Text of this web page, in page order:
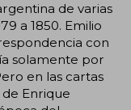
de varias
a 1850. Emilio
con
solamente por
en las cartas
Enrique